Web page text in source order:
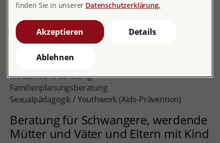
Das Angebot der pro familia
Beratungsstelle Gütersloh
Schwangerschaftsberatung
Schwangerschaftskonfliktberatung
Medizinische Beratung
Familienplanungsberatung
Sexualpädagogik / Youthwork (Aids-Prävention)
Beratung für Schwangere, werdende
Mütter und Väter und Eltern mit Kind
finden Sie in unserer Datenschutzerklärung.
Akzeptieren Details
Ablehnen